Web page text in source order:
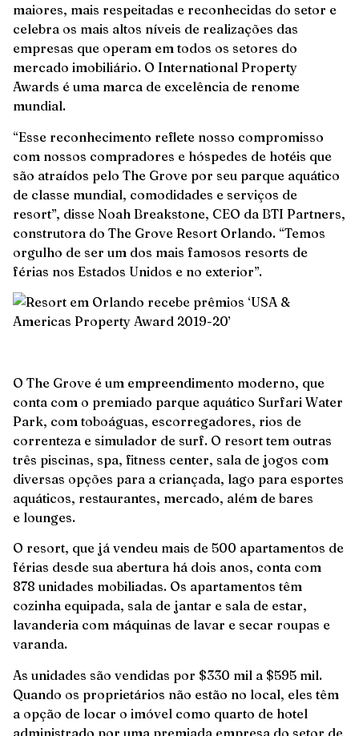
maiores, mais respeitadas e reconhecidas do setor e
celebra os mais altos níveis de realizações das
empresas que operam em todos os setores do
mercado imobiliário. O International Property
Awards é uma marca de excelência de renome
mundial.
“Esse reconhecimento reflete nosso compromisso
com nossos compradores e hóspedes de hotéis que
são atraídos pelo The Grove por seu parque aquático
de classe mundial, comodidades e serviços de
resort”, disse Noah Breakstone, CEO da BTI Partners,
construtora do The Grove Resort Orlando. “Temos
orgulho de ser um dos mais famosos resorts de
férias nos Estados Unidos e no exterior”.
O The Grove é um empreendimento moderno, que
conta com o premiado parque aquático Surfari Water
Park, com toboáguas, escorregadores, rios de
correnteza e simulador de surf. O resort tem outras
três piscinas, spa, fitness center, sala de jogos com
diversas opções para a criançada, lago para esportes
aquáticos, restaurantes, mercado, além de bares
e lounges.
O resort, que já vendeu mais de 500 apartamentos de
férias desde sua abertura há dois anos, conta com
878 unidades mobiliadas. Os apartamentos têm
cozinha equipada, sala de jantar e sala de estar,
lavanderia com máquinas de lavar e secar roupas e
varanda.
As unidades são vendidas por $330 mil a $595 mil.
Quando os proprietários não estão no local, eles têm
a opção de locar o imóvel como quarto de hotel
administrado por uma premiada empresa do setor de